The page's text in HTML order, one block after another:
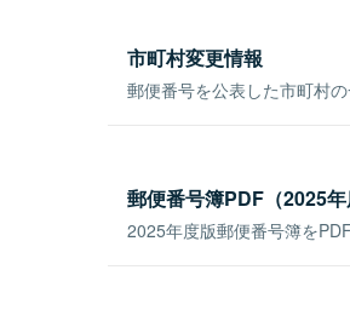
市町村変更情報
郵便番号を公表した市町村
郵便番号簿PDF（2025年
2025年度版郵便番号簿を